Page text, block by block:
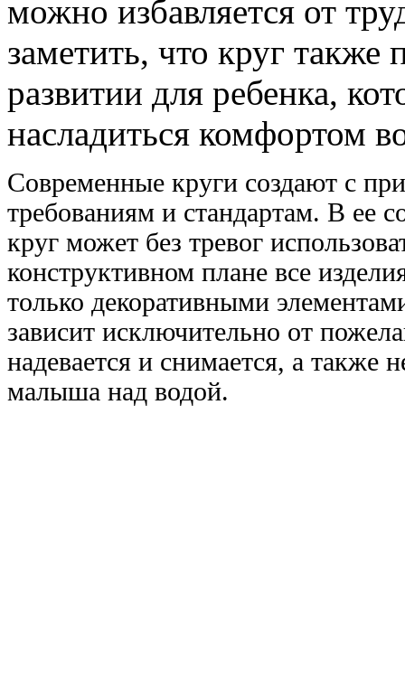
можно избавляется от
заметить, что круг также
развитии для ребенка,
насладиться комфортом
Современные круги создают с
требованиям и стандартам. В ее
круг может без тревог
конструктивном плане все
только декоративными
зависит исключительно от
надевается и снимается, а также
малыша над водой.